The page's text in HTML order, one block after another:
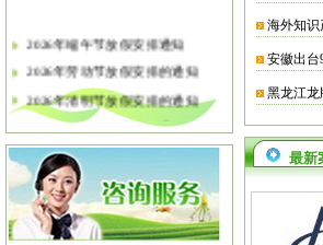
2026年端午节放假安排通知
2026年劳动节放假安排的通知
2026年清明节放假安排的通知
2026年春节放假安排的通知
2026年元旦放假安排的通知
2025年国庆节、中秋节放假安排
2025年端午节放假安排的通知
2025年劳动节放假安排的通知
海外知
安徽出台
黑龙江龙
最新